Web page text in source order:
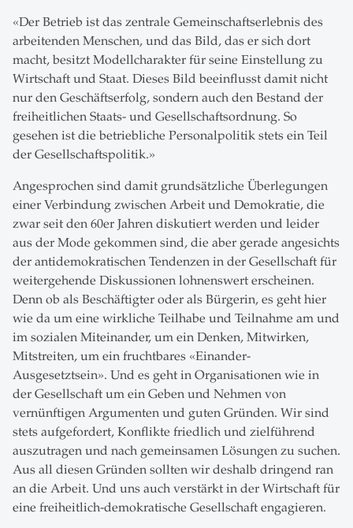
«Der Betrieb ist das zentrale Gemeinschaftserlebnis des
arbeitenden Menschen, und das Bild, das er sich dort
macht, besitzt Modellcharakter für seine Einstellung zu
Wirtschaft und Staat. Dieses Bild beeinflusst damit nicht
nur den Geschäftserfolg, sondern auch den Bestand der
freiheitlichen Staats- und Gesellschaftsordnung. So
gesehen ist die betriebliche Personalpolitik stets ein Teil
der Gesellschaftspolitik.»
Angesprochen sind damit grundsätzliche Überlegungen
einer Verbindung zwischen Arbeit und Demokratie, die
zwar seit den 60er Jahren diskutiert werden und leider
aus der Mode gekommen sind, die aber gerade angesichts
der antidemokratischen Tendenzen in der Gesellschaft für
weitergehende Diskussionen lohnenswert erscheinen.
Denn ob als Beschäftigter oder als Bürgerin, es geht hier
wie da um eine wirkliche Teilhabe und Teilnahme am und
im sozialen Miteinander, um ein Denken, Mitwirken,
Mitstreiten, um ein fruchtbares «Einander-
Ausgesetztsein». Und es geht in Organisationen wie in
der Gesellschaft um ein Geben und Nehmen von
vernünftigen Argumenten und guten Gründen. Wir sind
stets aufgefordert, Konflikte friedlich und zielführend
auszutragen und nach gemeinsamen Lösungen zu suchen.
Aus all diesen Gründen sollten wir deshalb dringend ran
an die Arbeit. Und uns auch verstärkt in der Wirtschaft für
eine freiheitlich-demokratische Gesellschaft engagieren.